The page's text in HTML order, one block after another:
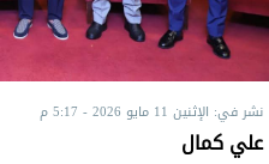
نشر في: الإثنين 11 مايو 2026 - 5:17 م
علي كمال